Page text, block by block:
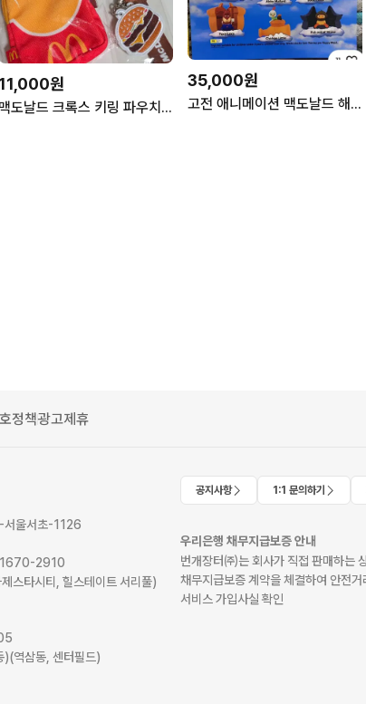
11,000원
맥도날드 크록스 키링 파우치 키링 일괄
35,000원
고전 애니메이션 맥도날드 해피밀 치킨 리틀 해피밀 미개봉 장난감 세트
정책광고제휴
울서초-1126
2910
스타시티, 힐스테이트 서리풀)
)(역삼동, 센터필드)
공지사항 1:1 문의하기
우리은행 채무지급보증 안내
번개장터㈜는 회사가 직접 판매하는
채무지급보증 계약을 체결하여 안전
서비스 가입사실 확인